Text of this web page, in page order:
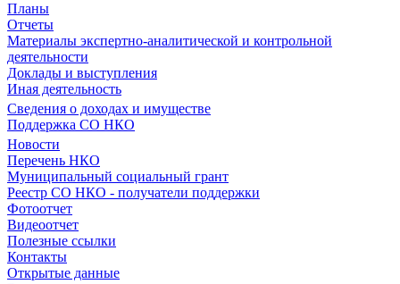
Планы
Отчеты
Материалы экспертно-аналитической и контрольной
деятельности
Доклады и выступления
Иная деятельность
Сведения о доходах и имуществе
Поддержка СО НКО
Новости
Перечень НКО
Муниципальный социальный грант
Реестр СО НКО - получатели поддержки
Фотоотчет
Видеоотчет
Полезные ссылки
Контакты
Открытые данные